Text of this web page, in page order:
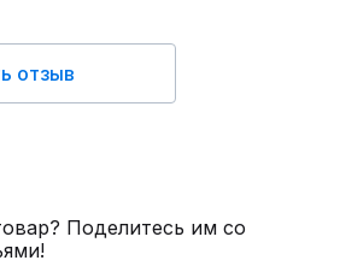
отзыв
Поделитесь им со